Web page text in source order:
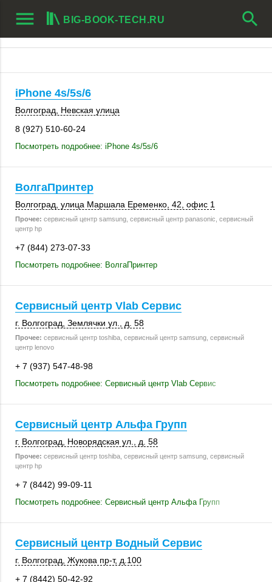
menu BIG-BOOK-TECH.RU search
iPhone 4s/5s/6
Волгоград
Невская улица
8 (927) 510-60-24
Посмотреть подробнее: iPhone 4s/5s/6
ВолгаПринтер
Волгоград , улица Маршала Еременко, 42, офис 1
Прочее: сервисный центр samsung, сервисный центр panasonic, сервисный
центр hp
+7 (844) 273-07-33
Посмотреть подробнее: ВолгаПринтер
Сервисный центр Vlab Сервис
г. Волгоград Землячки ул. д. 58
Прочее: сервисный центр toshiba, сервисный центр samsung, сервисный
центр lenovo
+ 7 (937) 547-48-98
Посмотреть подробнее: Сервисный центр Vlab Сервис
Сервисный центр Альфа Групп
г. Волгоград Новорядская ул. д. 58
Прочее: сервисный центр toshiba, сервисный центр samsung, сервисный
центр hp
+ 7 (8442) 99-09-11
Посмотреть подробнее: Сервисный центр Альфа Групп
Сервисный центр Водный Сервис
г. Волгоград Жукова пр-т, д.100
+ 7 (8442) 50-42-92